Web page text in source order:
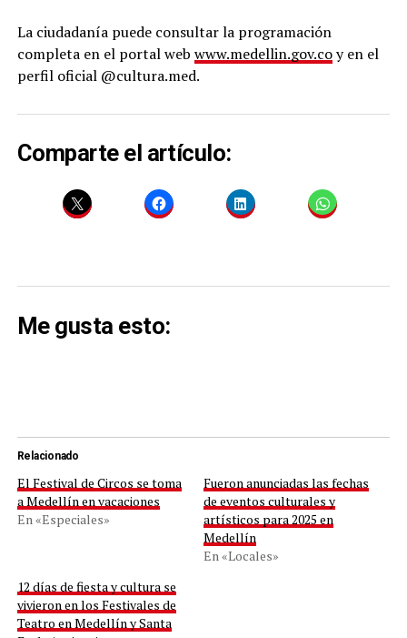
La ciudadanía puede consultar la programación
completa en el portal web www.medellin.gov.coy en el
perfil oficial @cultura.med.
Comparte el artículo:
Me gusta esto:
Relacionado
El Festival de Circos se toma
a Medellín en vacaciones
En «Especiales»
Fueron anunciadas las fechas
de eventos culturales y
artísticos para 2025 en
Medellín
En «Locales»
12 días de fiesta y cultura se
vivieron en los Festivales de
Teatro en Medellín y Santa